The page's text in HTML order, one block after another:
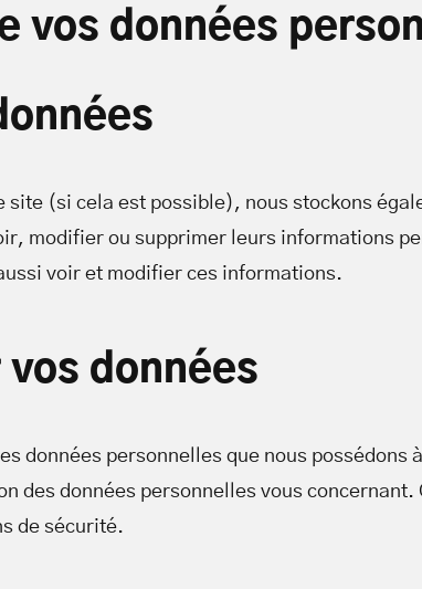
vos données
(si cela est possible), nous stockons
modifier ou supprimer leurs informations
voir et modifier ces informations.
vos données
données personnelles que nous possédons
des données personnelles vous concernant.
de sécurité.